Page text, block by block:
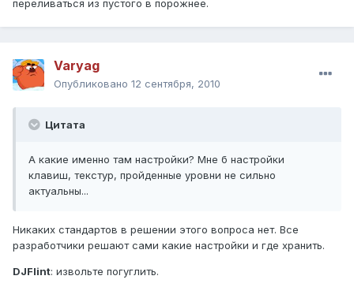
переливаться из пустого в порожнее.
Varyag
Опубликовано 12 сентября, 2010
Цитата
А какие именно там настройки? Мне б настройки
клавиш, текстур, пройденные уровни не сильно
актуальны...
Никаких стандартов в решении этого вопроса нет. Все
разработчики решают сами какие настройки и где хранить.
DJFlint: извольте погуглить.